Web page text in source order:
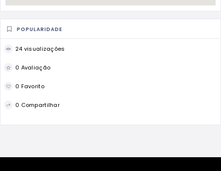
POPULARIDADE
24 visualizações
0 Avaliação
0 Favorito
0 Compartilhar